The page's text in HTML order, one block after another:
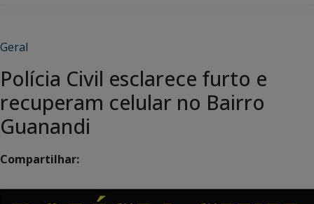
Geral
Polícia Civil esclarece furto e
recuperam celular no Bairro
Guanandi
Compartilhar: